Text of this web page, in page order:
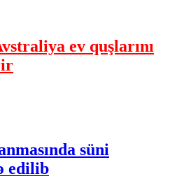
ev quşlarını
süni
edilib